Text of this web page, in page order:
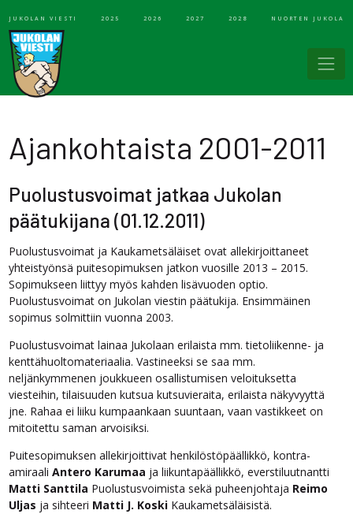
JUKOLAN VIESTI 2025 2026 2027 2028 NUORTEN JUKOLA
Ajankohtaista 2001-2011
Puolustusvoimat jatkaa Jukolan
päätukijana (01.12.2011)
Puolustusvoimat ja Kaukametsäläiset ovat allekirjoittaneet
yhteistyönsä puitesopimuksen jatkon vuosille 2013 – 2015.
Sopimukseen liittyy myös kahden lisävuoden optio.
Puolustusvoimat on Jukolan viestin päätukija. Ensimmäinen
sopimus solmittiin vuonna 2003.
Puolustusvoimat lainaa Jukolaan erilaista mm. tietoliikenne- ja
kenttähuoltomateriaalia. Vastineeksi se saa mm.
neljänkymmenen joukkueen osallistumisen veloituksetta
viesteihin, tilaisuuden kutsua kutsuvieraita, erilaista näkyvyyttä
jne. Rahaa ei liiku kumpaankaan suuntaan, vaan vastikkeet on
mitoitettu saman arvoisiksi.
Puitesopimuksen allekirjoittivat henkilöstöpäällikkö, kontra-
amiraali Antero Karumaa ja liikuntapäällikkö, everstiluutnantti
Matti Santtila Puolustusvoimista sekä puheenjohtaja Reimo
Uljas ja sihteeri Matti J. KoskiKaukametsäläisistä.